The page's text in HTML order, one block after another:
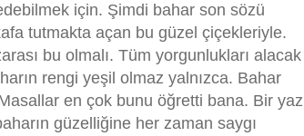
için. Şimdi bahar son sözü
tutmakta açan bu güzel çiçekleriyle.
bu olmalı. Tüm yorgunlukları alacak
rengi yeşil olmaz yalnızca. Bahar
en çok bunu öğretti bana. Bir yaz
güzelliğine her zaman saygı